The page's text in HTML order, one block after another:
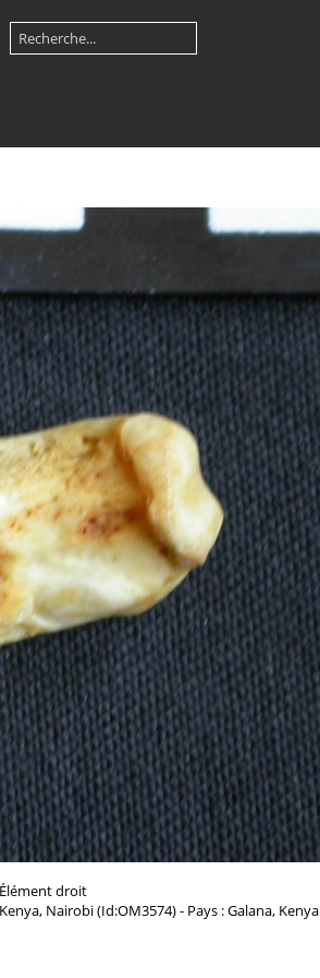
droit
Nairobi (Id:OM3574) - Pays : Galana, Kenya